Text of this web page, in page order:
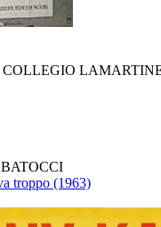
troppo (1963)